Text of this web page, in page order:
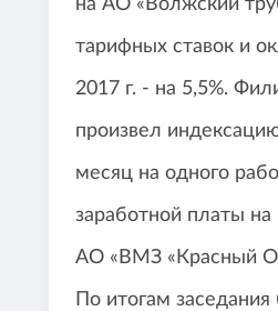
на АО «Волжский
тарифных ставок и
2017 г. - на 5,5%.
произвел
месяц на одного
заработной платы
АО «ВМЗ «Красный
По итогам